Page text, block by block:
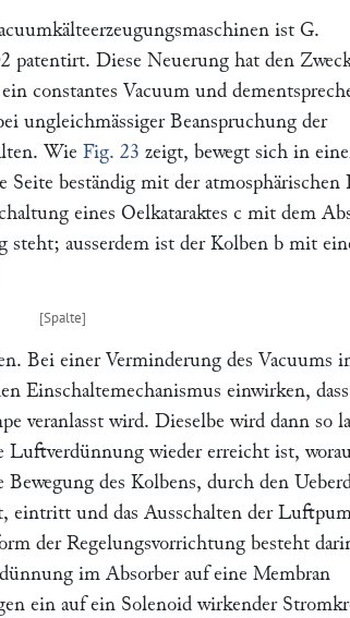
ist G.
patentirt. Diese Neuerung hat den
constantes Vacuum und
ungleichmässiger Beanspruchung der
Wie Fig. 23 zeigt, bewegt sich in
Seite beständig mit der
eines Oelkataraktes c mit dem
steht; ausserdem ist der Kolben b mit
Bei einer Verminderung des Vacuums
Einschaltemechanismus einwirken,
veranlasst wird. Dieselbe wird dann so
Luftverdünnung wieder erreicht ist,
des Kolbens, durch den
eintritt und das Ausschalten der
der Regelungsvorrichtung besteht
im Absorber auf eine Membran
ein auf ein Solenoid wirkender